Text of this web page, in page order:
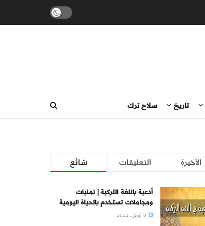
تاريخ سلاح ترك
شائع التعليقات الأخيرة
أدعية باللغة التركية | تمنيات
ومجاملات تستخدم بالحياة اليومية